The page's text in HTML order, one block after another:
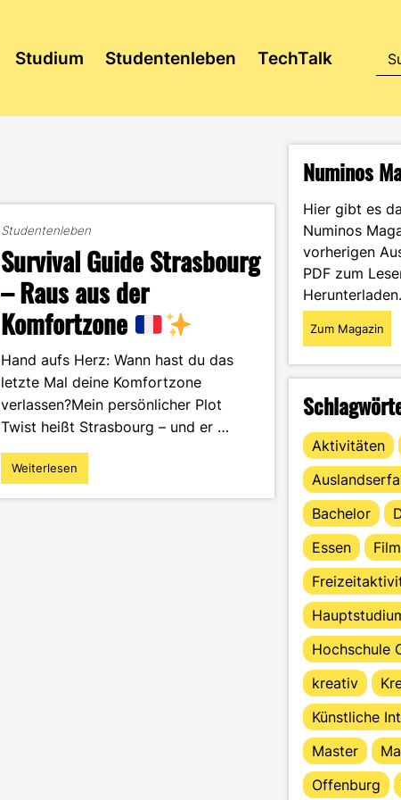
Studium Studentenleben TechTalk
Studentenleben
Survival Guide Strasbourg
– Raus aus der
Komfortzone
Hand aufs Herz: Wann hast du das
letzte Mal deine Komfortzone
verlassen?Mein persönlicher Plot
Twist heißt Strasbourg – und er …
"Survival
Guide
Weiterlesen
Numinos
Hier gibt es
Numinos
vorherigen
PDF zum
Herunterladen.
Zum Magazin
Aktivitäten
Bachelor
Essen
Film
Hochschule
kreativ
Künstliche
Master
Offenburg